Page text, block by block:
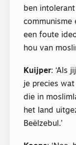
ben
communisme
een foute
hou van
Kuijper: ‘Als
je precies
die in
het land
Beëlzebul.’